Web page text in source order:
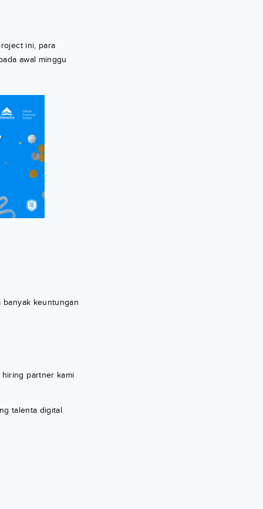
ini, para
awal minggu
keuntungan
partner kami
talenta digital